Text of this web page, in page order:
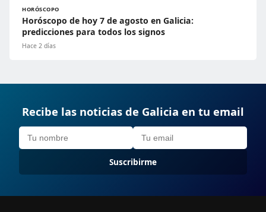
HORÓSCOPO
Horóscopo de hoy 7 de agosto en Galicia:
predicciones para todos los signos
Hace 2 días
Recibe las noticias de Galicia en tu email
Suscribirme